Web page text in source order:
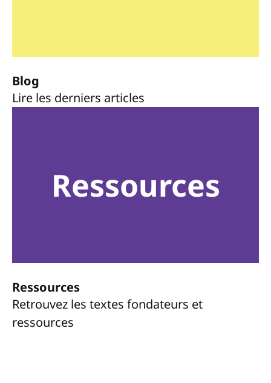
Blog
Lire les derniers articles
Ressources
Ressources
Retrouvez les textes fondateurs et
ressources